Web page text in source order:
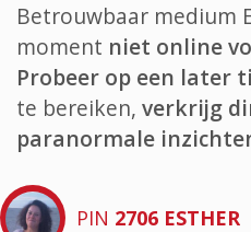
Betrouwbaar medium
moment niet online
Probeer op een later
te bereiken, verkrijg
paranormale
PIN 2706 ESTHER